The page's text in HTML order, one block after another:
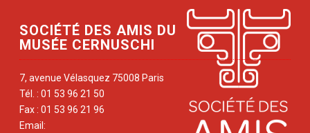
SOCIÉTÉ DES AMIS DU
MUSÉE CERNUSCHI
7, avenue Vélasquez 75008 Paris
Tél. : 01 53 96 21 50
Fax : 01 53 96 21 96
Email: